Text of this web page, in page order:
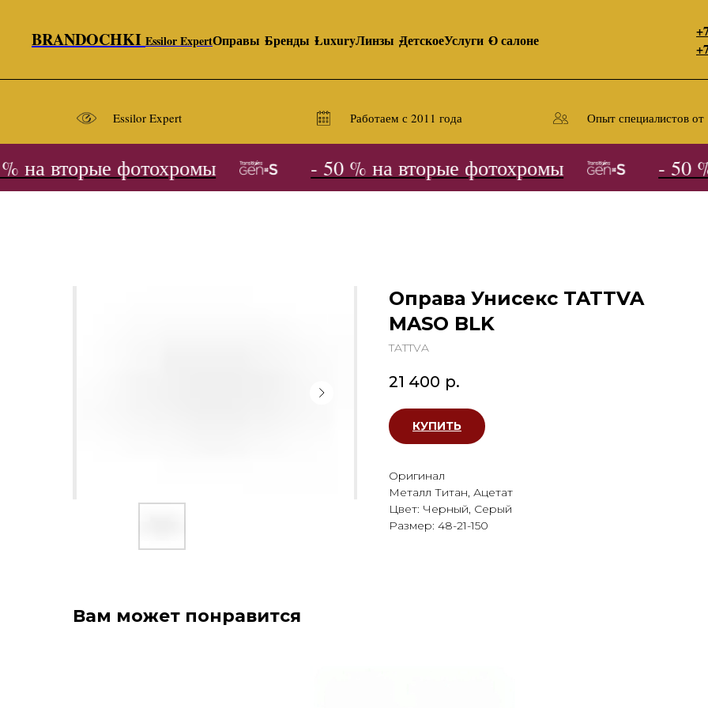
BRANDOCHKI Essilor ExpertОправы Бренды LuxuryЛинзы ДетскоеУслуги О салоне
Essilor Expert Работаем с 2011 года Опыт специалистов от
вторые фотохромы - 50 % на вторые фотохромы - 50
Оправа Унисекс TATTVA
MASO BLK
TATTVA
21 400 р.
КУПИТЬ
Оригинал
Металл Титан, Ацетат
Цвет: Черный, Серый
Размер: 48-21-150
Вам может понравится